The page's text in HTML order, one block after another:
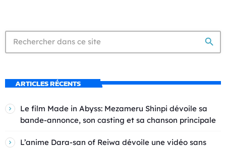
search
ARTICLES RÉCENTS
Le film Made in Abyss: Mezameru Shinpi dévoile sa
bande-annonce, son casting et sa chanson principale
L’anime Dara-san of Reiwa dévoile une vidéo sans